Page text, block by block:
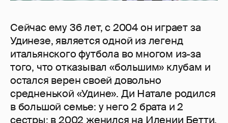
Сейчас ему 36 лет, с 2004 он играет за
Удинезе, является одной из легенд
итальянского футбола во многом из-за
того, что отказывал «большим» клубам и
остался верен своей довольно
средненькой «Удине». Ди Натале родился
в большой семье: у него 2 брата и 2
сестры; в 2002 женился на Илении Бетти,